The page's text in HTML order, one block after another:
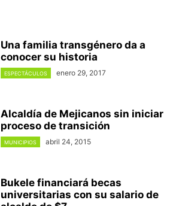
Una familia transgénero da a
conocer su historia
ESPECTÁCULOS enero 29, 2017
Alcaldía de Mejicanos sin iniciar
proceso de transición
MUNICIPIOS abril 24, 2015
Bukele financiará becas
universitarias con su salario de